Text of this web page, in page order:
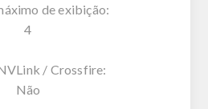
de exibição:
4
/ Crossfire:
Não